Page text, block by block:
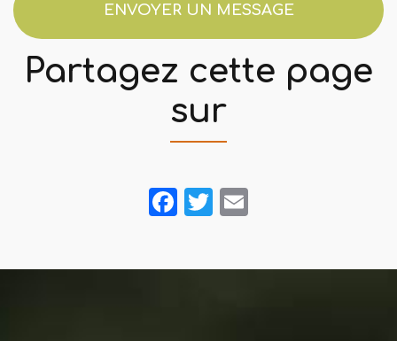
ENVOYER UN MESSAGE
Partagez cette page
sur
Facebook
Twitter